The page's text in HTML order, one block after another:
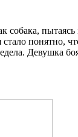
понятно,
Девушка